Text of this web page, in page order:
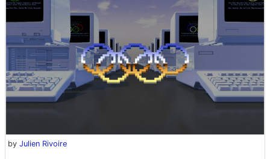
by Julien Rivoire